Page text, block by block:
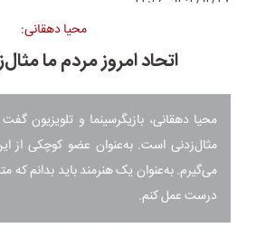
محیا دهقانی:
اتحاد امروز مردم ما
محیا دهقانی، بازیگرسینما و تلویزیون
مثال‌زدنی است. به‌عنوان عضو کوچکی از
می‌گیرم. به‌عنوان یک هنرمند باید بدانم
درست عمل کنم.